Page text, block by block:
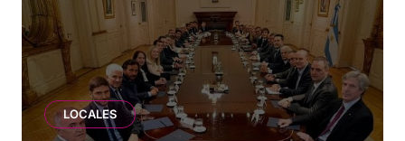
LOCALES